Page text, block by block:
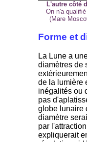
L'autre côté
On n'a
(Mare
Forme et
La Lune a
diamètres de
de la lumière
inégalités ou
pas
globe lunaire
diamètre
par
expliquerait